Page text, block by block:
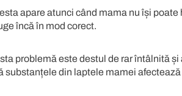
apare atunci când mama nu își poate
încă în mod corect.
problemă este destul de rar întâlnită
substanțele din laptele mamei